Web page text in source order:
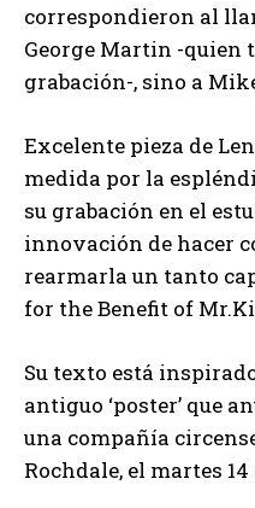
correspondieron al
George Martin -quien
grabación-, sino a
Excelente pieza de
medida por la
su grabación en el
innovación de hacer
rearmarla un tanto
for the Benefit of
Su texto está
antiguo ‘poster’ que
una compañía
Rochdale, el martes 14